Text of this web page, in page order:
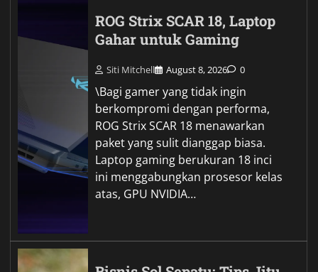
ROG Strix SCAR 18, Laptop
Gahar untuk Gaming
Siti Mitchell August 8, 2026 0
\Bagi gamer yang tidak ingin
berkompromi dengan performa,
ROG Strix SCAR 18 menawarkan
paket yang sulit dianggap biasa.
Laptop gaming berukuran 18 inci
ini menggabungkan prosesor kelas
atas, GPU NVIDIA…